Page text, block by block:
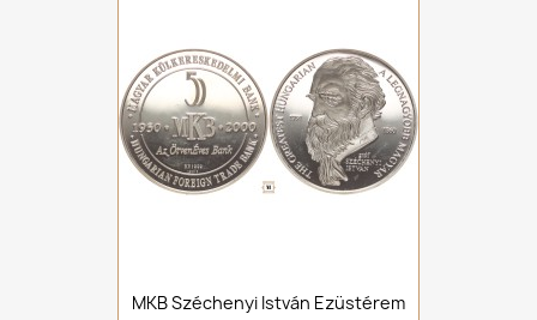
MKB Széchenyi István Ezüstérem